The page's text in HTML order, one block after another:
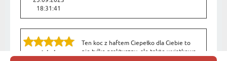
18:31:41
Jakub
Ten koc z haftem Ciepełko dla Ciebie to
nie tylko praktyczny, ale także wyjątkowo